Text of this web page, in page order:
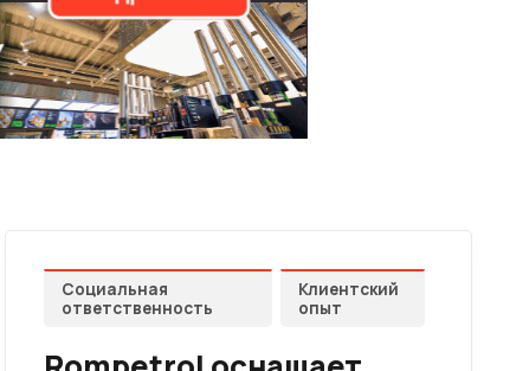
Социальная
ответственность
Клиентский
опыт